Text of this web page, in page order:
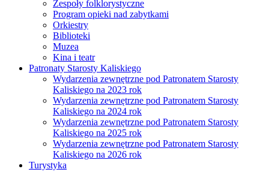
Zespoły folklorystyczne
Program opieki nad zabytkami
Orkiestry
Biblioteki
Muzea
Kina i teatr
Patronaty Starosty Kaliskiego
Wydarzenia zewnętrzne pod Patronatem Starosty
Kaliskiego na 2023 rok
Wydarzenia zewnętrzne pod Patronatem Starosty
Kaliskiego na 2024 rok
Wydarzenia zewnętrzne pod Patronatem Starosty
Kaliskiego na 2025 rok
Wydarzenia zewnętrzne pod Patronatem Starosty
Kaliskiego na 2026 rok
Turystyka